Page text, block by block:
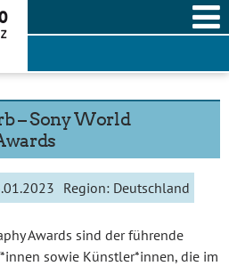
– Sony World
Region: Deutschland
Awards sind der führende
sowie Künstler*innen, die im